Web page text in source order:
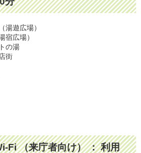
湯遊広場）
宿広場）
の湯
街
Fi （来庁者向け） ： 利用